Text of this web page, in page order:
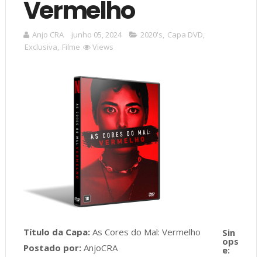
Vermelho
Anjo CRA junho 05, 2024 2020's, Capa DVD,
Exclusiva, Filme Views
Título da Capa:As Cores do Mal: Vermelho
Postado por:AnjoCRA